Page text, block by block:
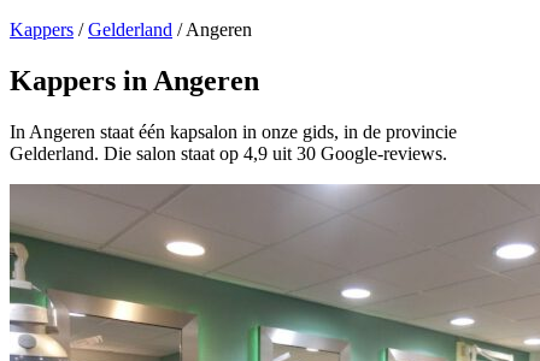
Kappers /Gelderland /Angeren
Kappers in Angeren
In Angeren staat één kapsalon in onze gids, in de provincie
Gelderland. Die salon staat op 4,9 uit 30 Google-reviews.